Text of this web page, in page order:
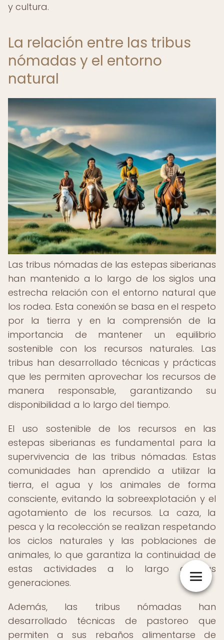
y cultura.
La relación entre las tribus
nómadas y el entorno
natural
Las tribus nómadas de las estepas siberianas
han mantenido a lo largo de los siglos una
estrecha relación con el entorno natural que
los rodea. Esta conexión se basa en el respeto
por la tierra y en la comprensión de la
importancia de mantener un equilibrio
sostenible con los recursos naturales. Las
tribus han desarrollado técnicas y prácticas
que les permiten aprovechar los recursos de
manera responsable, garantizando su
disponibilidad a lo largo del tiempo.
El uso sostenible de los recursos en las
estepas siberianas es fundamental para la
supervivencia de las tribus nómadas. Estas
comunidades han aprendido a utilizar la
tierra, el agua y los animales de forma
consciente, evitando la sobreexplotación y el
agotamiento de los recursos. La caza, la
pesca y la recolección se realizan respetando
los ciclos naturales y las poblaciones de
animales, lo que garantiza la continuidad de
estas actividades a lo largo de las
generaciones.
Además, las tribus nómadas han
desarrollado técnicas de pastoreo que
permiten a sus rebaños alimentarse de